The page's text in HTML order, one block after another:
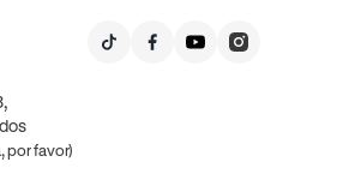
por favor)